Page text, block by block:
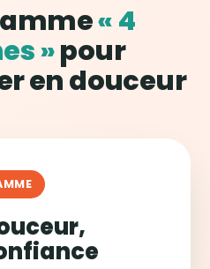
« 4
»pour
en douceur